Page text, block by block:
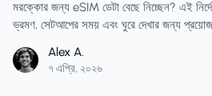
মরক্কোর জন্য eSIM ডেটা বেছে নিচ্ছেন? এই
ভ্রমণ, সেটআপের সময় এবং ঘুরে দেখার জন্য
Alex A.
৭ এপ্রি, ২০২৬